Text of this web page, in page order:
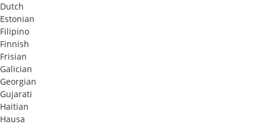
Dutch
Estonian
Filipino
Finnish
Frisian
Galician
Georgian
Gujarati
Haitian
Hausa